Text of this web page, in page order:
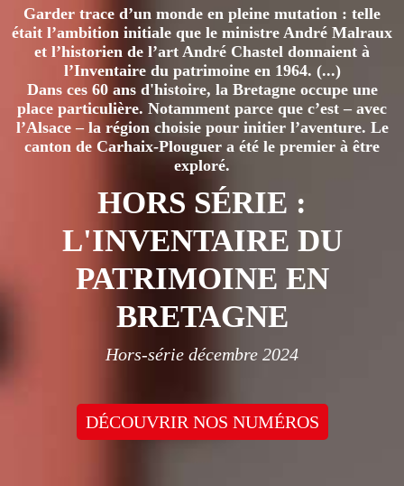
Garder trace d’un monde en pleine mutation : telle
était l’ambition initiale que le ministre André Malraux
et l’historien de l’art André Chastel donnaient à
l’Inventaire du patrimoine en 1964. (...)
Dans ces 60 ans d'histoire, la Bretagne occupe une
place particulière. Notamment parce que c’est – avec
l’Alsace – la région choisie pour initier l’aventure. Le
canton de Carhaix-Plouguer a été le premier à être
exploré.
HORS SÉRIE :
L'INVENTAIRE DU
PATRIMOINE EN
BRETAGNE
Hors-série décembre 2024
DÉCOUVRIR NOS NUMÉROS